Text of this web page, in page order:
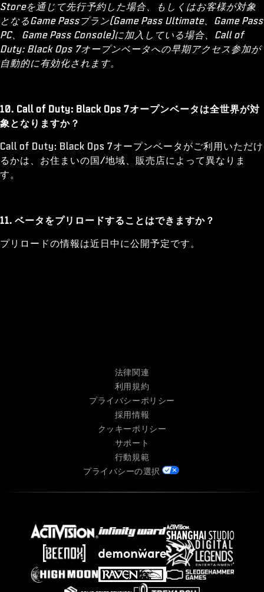
Storeを通じて先行予約した場合、もしくはお客様が対象
となるGame Passプラン(Game Pass Ultimate、Game Pass
PC、Game Pass Console)に加入している場合、Call of
Duty: Black Ops 7オープンベータへの早期アクセス参加が
自動的に有効化されます。
10. Call of Duty: Black Ops 7オープンベータは全世界が対
象となりますか？
Call of Duty: Black Ops 7オープンベータがご利用いただけ
るかは、お住まいの国/地域、販売店によって異なりま
す。
11. ベータをプリロードすることはできますか？
プリロードの情報は近日中に公開予定です。
法律関連
利用規約
プライバシーポリシー
採用情報
クッキーポリシー
サポート
行動規範
プライバシーの選択